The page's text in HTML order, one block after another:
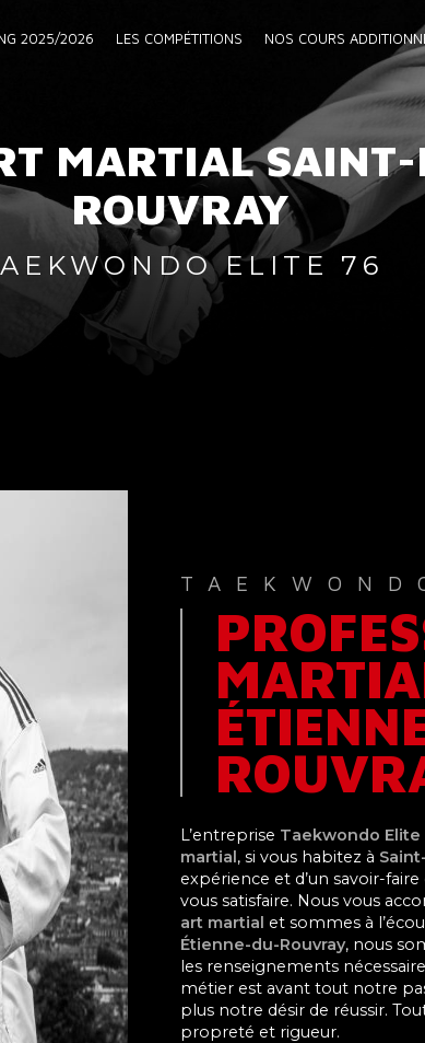
2025/2026 LES COMPÉTITIONS NOS COURS
MARTIAL
ROUVRAY
ELITE 76
L’entreprise Taekwondo Elite
martial, si vous habitez à
expérience et d’un savoir-
vous satisfaire. Nous vous
art martial et sommes à
Étienne-du-Rouvray, nous
les renseignements
métier est avant tout notre
plus notre désir de réussir.
propreté et rigueur.